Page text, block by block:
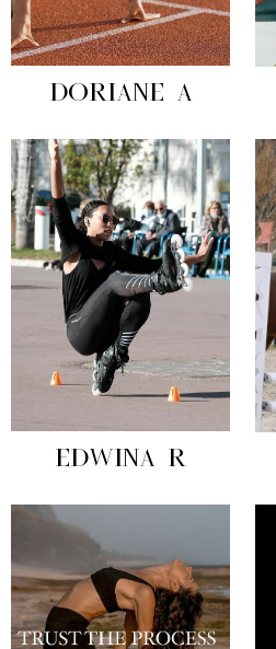
DORIANE A
EDWINA R